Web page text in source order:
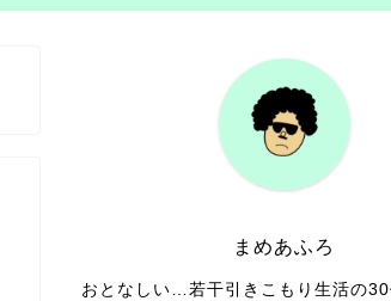
まめあふろ
おとなしい…若干引きこもり生活の30